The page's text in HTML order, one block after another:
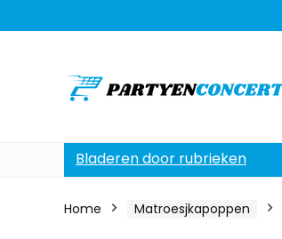
Bladeren door rubrieken
Home Matroesjkapoppen